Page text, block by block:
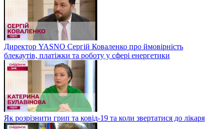
Директор YASNO Сергій Коваленко про ймовірність
блекаутів, платіжки та роботу у сфері енергетики
Як розрізнити грип та ковід-19 та коли звертатися до лікаря